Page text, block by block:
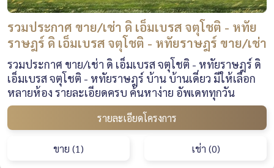
รวมประกาศ ขาย/เช่า ดิ เอ็มเบรส จตุโชติ - หทัย
ราษฎร์ ดิ เอ็มเบรส จตุโชติ - หทัยราษฎร์ ขาย/เช่า
รวมประกาศ ขาย/เช่า ดิ เอ็มเบรส จตุโชติ - หทัยราษฎร์ ดิ
เอ็มเบรส จตุโชติ - หทัยราษฎร์ บ้าน บ้านเดี่ยว มีให้เลือก
หลายห้อง รายละเอียดครบ ค้นหาง่าย อัพเดททุกวัน
รายละเอียดโครงการ
ขาย (1) เช่า (0)